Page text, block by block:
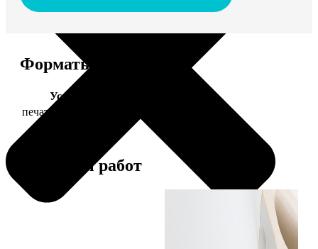
Форматы и цены
Услуга
печать фото 15х15
Примеры работ